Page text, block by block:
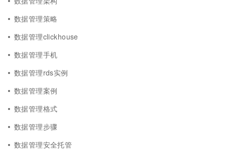
数据管理策略
数据管理clickhouse
数据管理手机
数据管理rds实例
数据管理案例
数据管理格式
数据管理步骤
数据管理安全托管